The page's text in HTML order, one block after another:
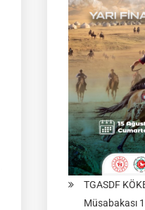
TGASDF
Müsabakası